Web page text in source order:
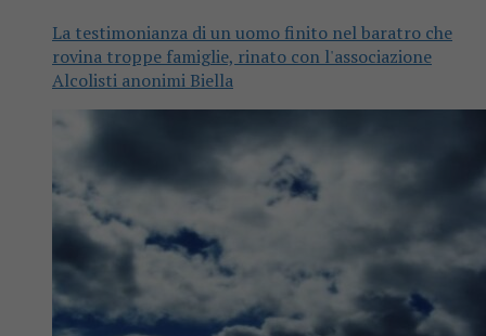
La testimonianza di un uomo finito nel baratro che
rovina troppe famiglie, rinato con l'associazione
Alcolisti anonimi Biella